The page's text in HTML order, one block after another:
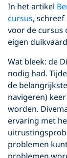
In het artikel
cursus,
voor de cursus
eigen
Wat bleek: de
nodig had.
de
navigeren)
worden.
ervaring met
problemen